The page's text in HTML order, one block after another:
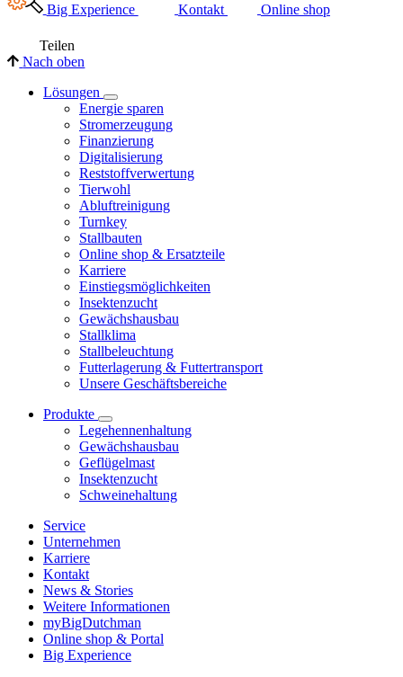
Big Experience Kontakt Online shop
Teilen
Nach oben
Lösungen
Energie sparen
Stromerzeugung
Finanzierung
Digitalisierung
Reststoffverwertung
Tierwohl
Abluftreinigung
Turnkey
Stallbauten
Online shop & Ersatzteile
Karriere
Einstiegsmöglichkeiten
Insektenzucht
Gewächshausbau
Stallklima
Stallbeleuchtung
Futterlagerung & Futtertransport
Unsere Geschäftsbereiche
Produkte
Legehennenhaltung
Gewächshausbau
Geflügelmast
Insektenzucht
Schweinehaltung
Service
Unternehmen
Karriere
Kontakt
News & Stories
Weitere Informationen
myBigDutchman
Online shop & Portal
Big Experience